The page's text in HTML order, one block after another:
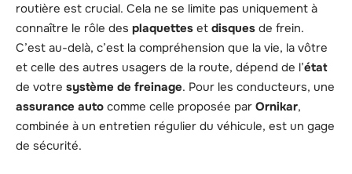
routière est crucial. Cela ne se limite pas uniquement à
connaître le rôle des plaquettes et disques de frein.
C’est au-delà, c’est la compréhension que la vie, la vôtre
et celle des autres usagers de la route, dépend de l’état
de votre système de freinage. Pour les conducteurs, une
assurance auto comme celle proposée par Ornikar,
combinée à un entretien régulier du véhicule, est un gage
de sécurité.